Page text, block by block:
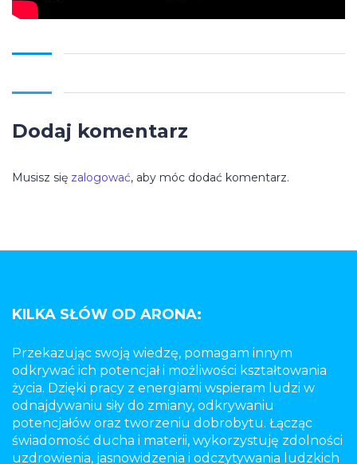
Dodaj komentarz
Musisz się zalogować, aby móc dodać komentarz.
KILKA SŁÓW OD ARONA:
Przekazując swoją wiedzę, pomagam innym
odkrywać ich potencjał i możliwości kształtowania
życia. Dzięki pracy z energiami wspieram ludzi w
odnajdywaniu siły do zmiany, odkrywaniu
potencjałów oraz tworzeniu dobrobytu. Łącząc
świadomość ducha i materii, wykorzystuję zdolności
uzdrowienia, jasnowidzenia i odczytywania ludzkich